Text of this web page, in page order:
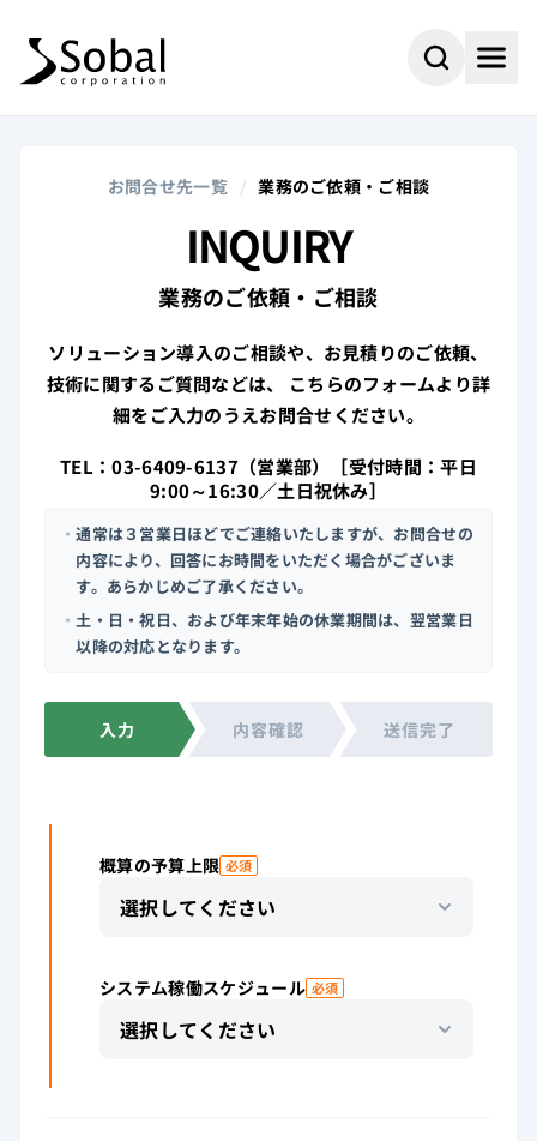
よく検索されるキーワード#AI#採用情報
#ビジネスパートナー#組込み
お問合せ先一覧 / 業務のご依頼・ご相談
INQUIRY
業務のご依頼・ご相談
ソリューション導入のご相談や、お見積りのご依頼、
技術に関するご質問などは、
こちらのフォームより詳
細をご入力のうえお問合せください。
TEL：03-6409-6137（営業部）［受付時間：平日
9:00～16:30／土日祝休み］
・通常は３営業日ほどでご連絡いたしますが、お問合せの
内容により、回答にお時間をいただく場合がございま
す。あらかじめご了承ください。
・土・日・祝日、および年末年始の休業期間は、翌営業日
以降の対応となります。
ステップ 1／3：入力
入力 内容確認 送信完了
概算の予算上限 必須
システム稼働スケジュール 必須